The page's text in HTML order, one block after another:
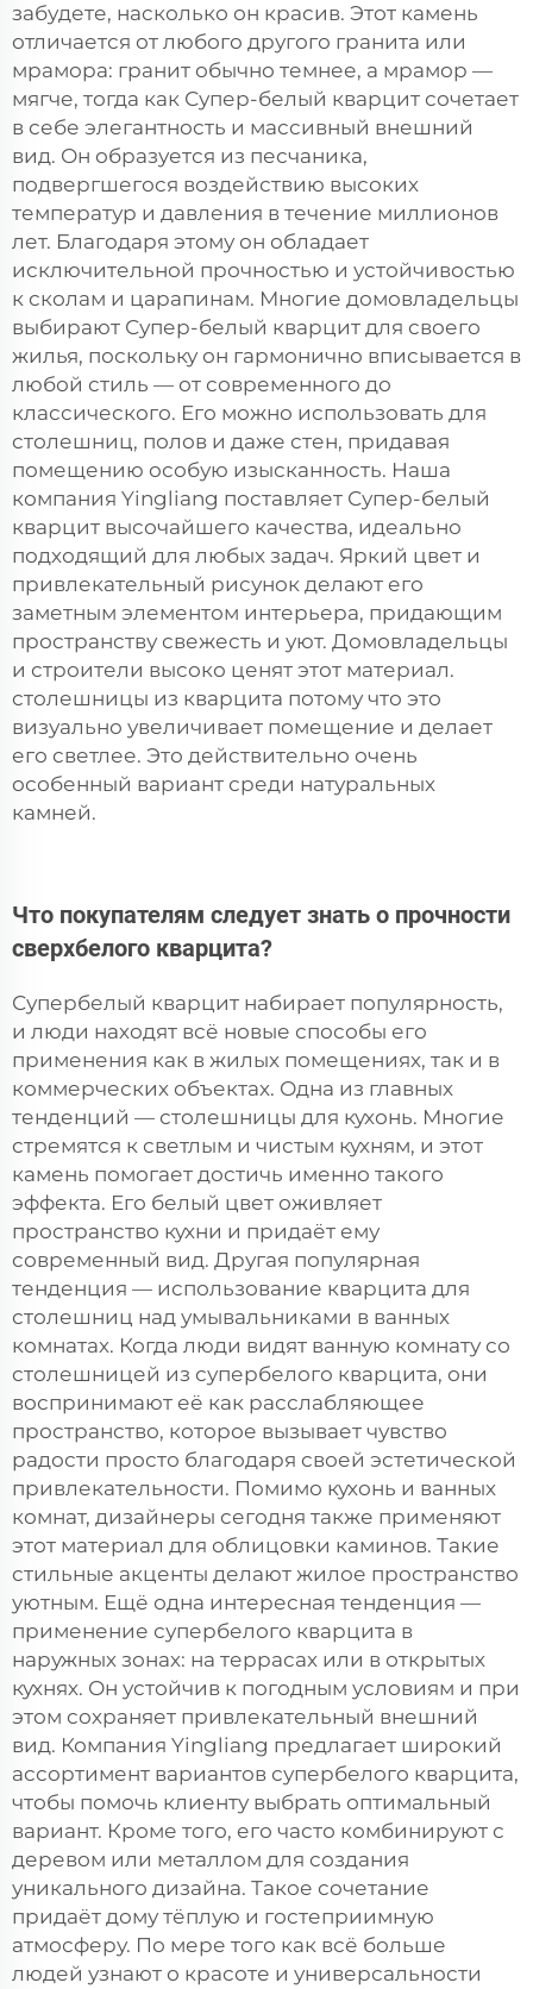
забудете, насколько он красив. Этот камень
отличается от любого другого гранита или
мрамора: гранит обычно темнее, а мрамор —
мягче, тогда как Супер-белый кварцит сочетает
в себе элегантность и массивный внешний
вид. Он образуется из песчаника,
подвергшегося воздействию высоких
температур и давления в течение миллионов
лет. Благодаря этому он обладает
исключительной прочностью и устойчивостью
к сколам и царапинам. Многие домовладельцы
выбирают Супер-белый кварцит для своего
жилья, поскольку он гармонично вписывается в
любой стиль — от современного до
классического. Его можно использовать для
столешниц, полов и даже стен, придавая
помещению особую изысканность. Наша
компания Yingliang поставляет Супер-белый
кварцит высочайшего качества, идеально
подходящий для любых задач. Яркий цвет и
привлекательный рисунок делают его
заметным элементом интерьера, придающим
пространству свежесть и уют. Домовладельцы
и строители высоко ценят этот материал.
столешницы из кварцита потому что это
визуально увеличивает помещение и делает
его светлее. Это действительно очень
особенный вариант среди натуральных
камней.
Что покупателям следует знать о прочности
сверхбелого кварцита?
Супербелый кварцит набирает популярность,
и люди находят всё новые способы его
применения как в жилых помещениях, так и в
коммерческих объектах. Одна из главных
тенденций — столешницы для кухонь. Многие
стремятся к светлым и чистым кухням, и этот
камень помогает достичь именно такого
эффекта. Его белый цвет оживляет
пространство кухни и придаёт ему
современный вид. Другая популярная
тенденция — использование кварцита для
столешниц над умывальниками в ванных
комнатах. Когда люди видят ванную комнату со
столешницей из супербелого кварцита, они
воспринимают её как расслабляющее
пространство, которое вызывает чувство
радости просто благодаря своей эстетической
привлекательности. Помимо кухонь и ванных
комнат, дизайнеры сегодня также применяют
этот материал для облицовки каминов. Такие
стильные акценты делают жилое пространство
уютным. Ещё одна интересная тенденция —
применение супербелого кварцита в
наружных зонах: на террасах или в открытых
кухнях. Он устойчив к погодным условиям и при
этом сохраняет привлекательный внешний
вид. Компания Yingliang предлагает широкий
ассортимент вариантов супербелого кварцита,
чтобы помочь клиенту выбрать оптимальный
вариант. Кроме того, его часто комбинируют с
деревом или металлом для создания
уникального дизайна. Такое сочетание
придаёт дому тёплую и гостеприимную
атмосферу. По мере того как всё больше
людей узнают о красоте и универсальности